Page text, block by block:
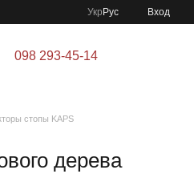
Укр Рус Вход
098 293-45-14
стопы KAPS
дерева